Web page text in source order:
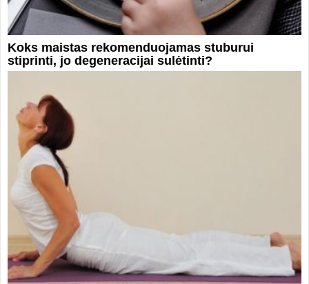
Koks maistas rekomenduojamas stuburui
stiprinti, jo degeneracijai sulėtinti?